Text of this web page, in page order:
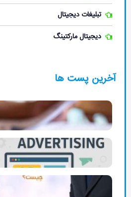
تبلیغات دیجیتال
دیجیتال مارکتینگ
پست ها